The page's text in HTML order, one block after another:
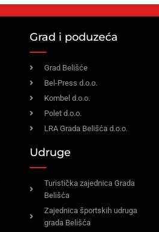
Grad i poduzeća
Grad Belišće
Bel-Press d.o.o.
Kombel d.o.o.
Polet d.o.o.
LRA Grada Belišća d.o.o.
Udruge
Turistička zajednica Grada
Belišća
Zajednica športskih udruga
grada Belišća